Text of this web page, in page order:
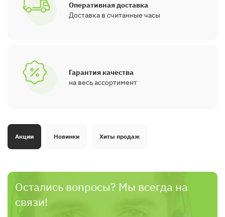
Оперативная доставка
Доставка в считанные часы
Гарантия качества
на весь ассортимент
Акции Новинки Хиты продаж
Остались вопросы? Мы всегда на
связи!